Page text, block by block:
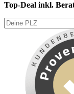
Top-Deal inkl.